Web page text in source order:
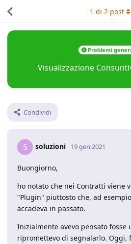
Problemi
Visualizzazione
Condividi
1 di 2post
S soluzioni 19 gen 2021
Buongiorno,
ho notato che nei Contratti viene
"Plugin" piuttosto che, ad
accadeva in passato.
Inizialmente avevo pensato fosse
ripromettevo di segnalarlo. Oggi,